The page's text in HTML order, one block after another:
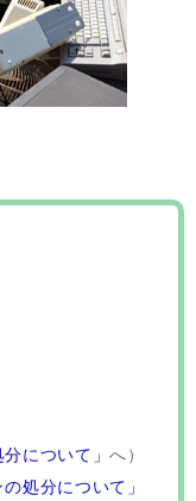
について」へ）
処分について」